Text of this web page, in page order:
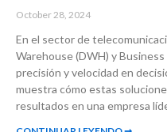
October 28, 2024
En el sector de
Warehouse (DWH) y
precisión y velocidad en
muestra cómo estas
resultados en una empresa